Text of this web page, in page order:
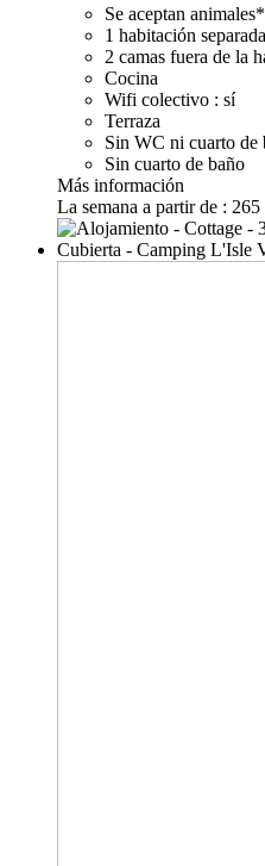
Se aceptan animales*
1 habitación separada
2 camas fuera de la
Cocina
Wifi colectivo : sí
Terraza
Sin WC ni cuarto de
Sin cuarto de baño
Más información
La semana a partir de : 265